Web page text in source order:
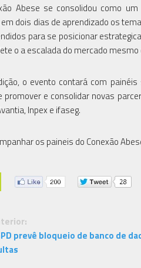
Abese se consolidou como
dois dias de aprendizado os
para se posicionar
o a escalada do mercado
o evento contará com
promover e consolidar novas
Inpex e ifaseg.
os paineis do Conexão
prevê bloqueio de banco de